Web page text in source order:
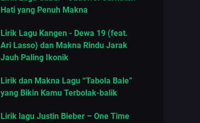
Hati yang Penuh Makna
Lirik Lagu Kangen - Dewa 19 (feat.
Ari Lasso) dan Makna Rindu Jarak
Jauh Paling Ikonik
Lirik dan Makna Lagu “Tabola Bale”
yang Bikin Kamu Terbolak-balik
Lirik lagu Justin Bieber – One Time